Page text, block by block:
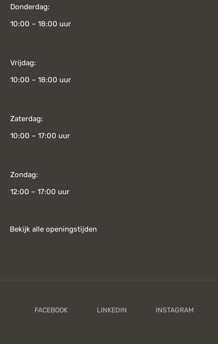
Donderdag:
10:00 – 18:00 uur
Vrijdag:
10:00 – 18:00 uur
Zaterdag:
10:00 – 17:00 uur
Zondag:
12:00 – 17:00 uur
Bekijk alle openingstijden